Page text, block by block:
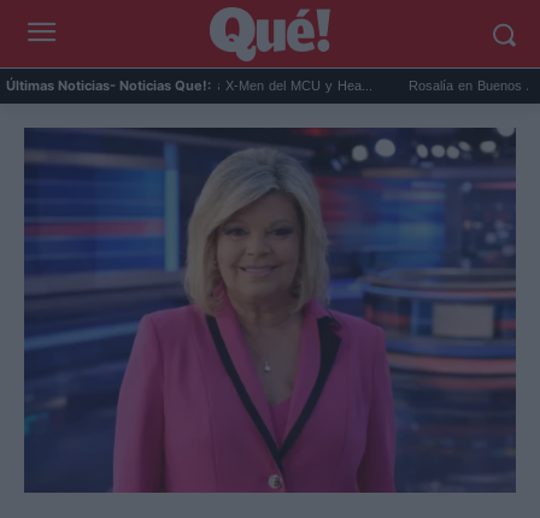
Últimas Noticias- Noticias Que!:
será Cíclope en los X-Men del MCU y Hea... Rosalía en Buenos Aires: